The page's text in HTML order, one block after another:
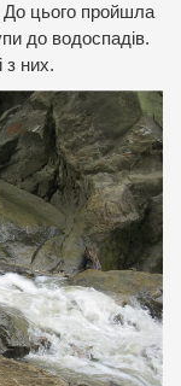
До цього пройшла
до водоспадів.
з них.